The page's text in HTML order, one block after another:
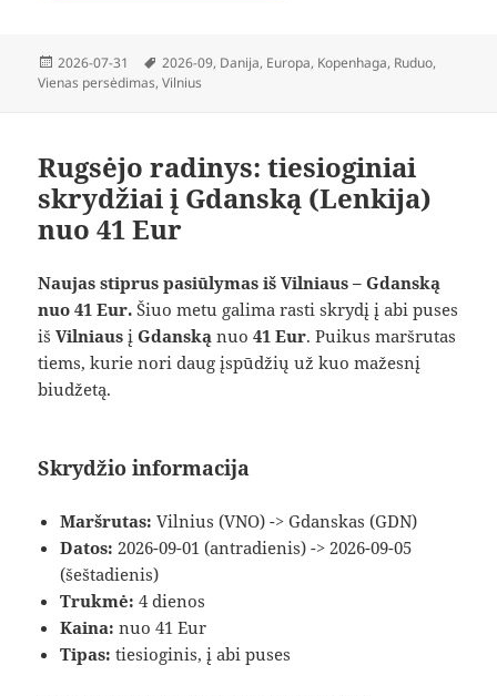
Paskelbta
2026-07-31 Žymos
2026-09, Danija, Europa, Kopenhaga, Ruduo,
Vienas persėdimas,Vilnius
Rugsėjo radinys: tiesioginiai
skrydžiai į Gdanską (Lenkija)
nuo 41 Eur
Naujas stiprus pasiūlymas iš Vilniaus – Gdanską
nuo 41 Eur. Šiuo metu galima rasti skrydį į abi puses
išVilniaus įGdanską nuo41 Eur. Puikus maršrutas
tiems, kurie nori daug įspūdžių už kuo mažesnį
biudžetą.
Skrydžio informacija
Maršrutas: Vilnius (VNO) -> Gdanskas (GDN)
Datos: 2026-09-01 (antradienis) -> 2026-09-05
(šeštadienis)
Trukmė: 4 dienos
Kaina: nuo 41 Eur
Tipas: tiesioginis, į abi puses